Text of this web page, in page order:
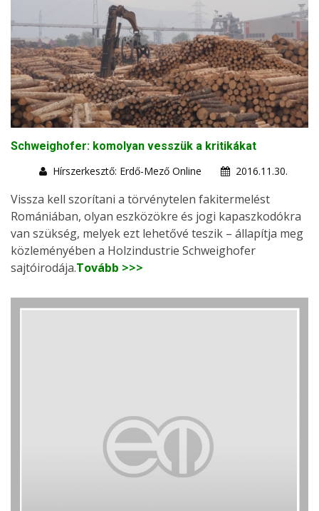
Schweighofer: komolyan vesszük a kritikákat
Hírszerkesztő: Erdő-Mező Online
2016.11.30.
Vissza kell szorítani a törvénytelen fakitermelést
Romániában, olyan eszközökre és jogi kapaszkodókra
van szükség, melyek ezt lehetővé teszik – állapítja meg
közleményében a Holzindustrie Schweighofer
sajtóirodája.Tovább >>>